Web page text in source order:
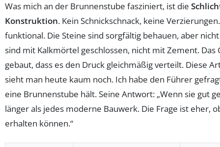
Was mich an der Brunnenstube fasziniert, ist die
Konstruktion. Kein Schnickschnack, keine
funktional. Die Steine sind sorgfältig behauen, aber
sind mit Kalkmörtel geschlossen, nicht mit Zement. Das
gebaut, dass es den Druck gleichmäßig verteilt. Diese
sieht man heute kaum noch. Ich habe den Führer
eine Brunnenstube hält. Seine Antwort: „Wenn sie gut
länger als jedes moderne Bauwerk. Die Frage ist eher,
erhalten können.“